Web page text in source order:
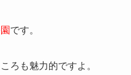
です。
ろも魅力的ですよ。